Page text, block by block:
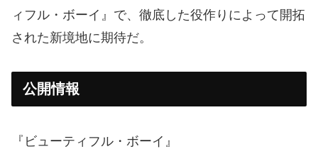
ィフル・ボーイ』で、徹底した役作りによって開拓
された新境地に期待だ。
公開情報
『ビューティフル・ボーイ』